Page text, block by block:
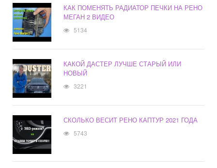
КАК ПОМЕНЯТЬ РАДИАТОР ПЕЧКИ НА РЕНО
МЕГАН 2 ВИДЕО
5134
КАКОЙ ДАСТЕР ЛУЧШЕ СТАРЫЙ ИЛИ
НОВЫЙ
3221
СКОЛЬКО ВЕСИТ РЕНО КАПТУР 2021 ГОДА
5743